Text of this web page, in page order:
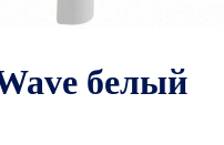
белый